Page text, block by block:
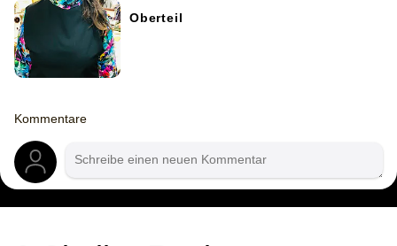
Oberteil
Kommentare